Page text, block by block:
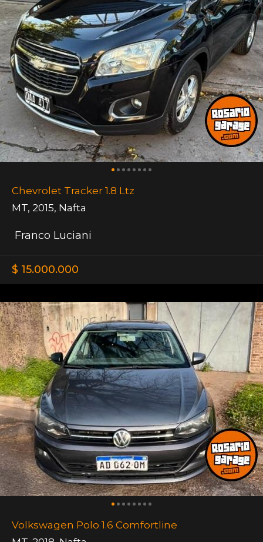
Chevrolet Tracker 1.8 Ltz
MT, 2015, Nafta
Franco Luciani
$ 15.000.000
Volkswagen Polo 1.6 Comfortline